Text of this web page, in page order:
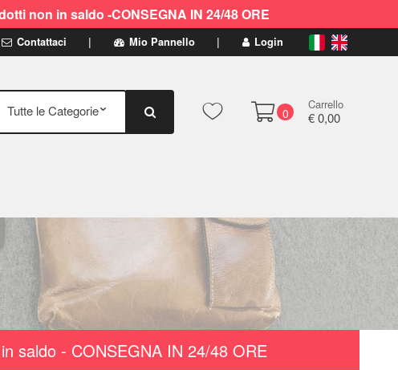
non in saldo -CONSEGNA IN 24/48 ORE
Contattaci Mio Pannello Login
0
Carrello
€ 0,00
saldo - CONSEGNA IN 24/48 ORE